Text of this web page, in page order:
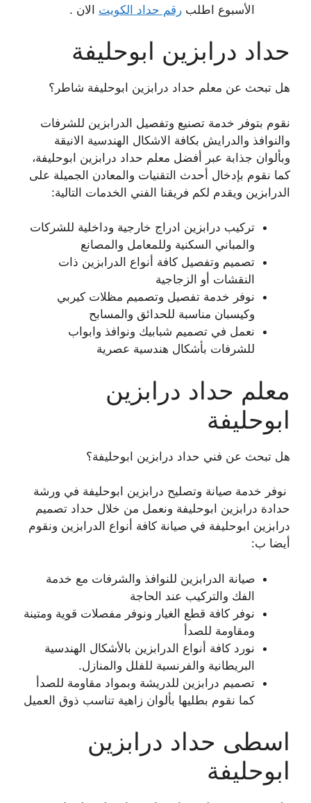
الأسبوع اطلب رقم حداد الكويت الان .
حداد درابزين ابوحليفة
هل تبحث عن معلم حداد درابزين ابوحليفة شاطر؟
نقوم بتوفر خدمة تصنيع وتفصيل الدرابزين للشرفات
والنوافذ والدرايش بكافة الاشكال الهندسية الانيقة
وبألوان جذابة عبر أفضل معلم حداد درابزين ابوحليفة،
كما نقوم بإدخال أحدث التقنيات والمعادن الجميلة على
الدرابزين ويقدم لكم فريقنا الفني الخدمات التالية:
تركيب درابزين ادراج خارجية وداخلية للشركات
والمباني السكنية وللمعامل والمصانع
تصميم وتفصيل كافة أنواع الدرابزين ذات
النقشات أو الزجاجية
نوفر خدمة تفصيل وتصميم مظلات كيربي
وكيسبان مناسبة للحدائق والمسابح
نعمل في تصميم شبابيك ونوافذ وابواب
للشرفات بأشكال هندسية عصرية
معلم حداد درابزين
ابوحليفة
هل تبحث عن فني حداد درابزين ابوحليفة؟
نوفر خدمة صيانة وتصليح درابزين ابوحليفة في ورشة
حدادة درابزين ابوحليفة ونعمل من خلال حداد تصميم
درابزين ابوحليفة في صيانة كافة أنواع الدرابزين ونقوم
أيضا ب:
صيانة الدرابزين للنوافذ والشرفات مع خدمة
الفك والتركيب عند الحاجة
نوفر كافة قطع الغيار ونوفر مفصلات قوية ومتينة
ومقاومة للصدأ
نورد كافة أنواع الدرابزين بالأشكال الهندسية
البريطانية والفرنسية للفلل والمنازل.
تصميم درابزين للدريشة وبمواد مقاومة للصدأ
كما نقوم بطليها بألوان زاهية تناسب ذوق العميل
اسطى حداد درابزين
ابوحليفة